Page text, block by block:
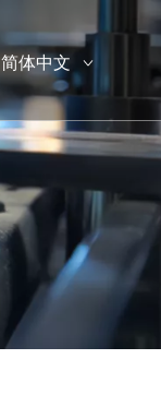
简体中文
English